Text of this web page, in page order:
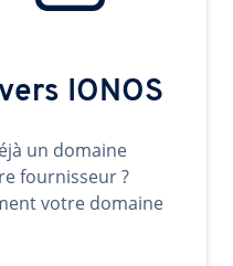
IONOS
un domaine
fournisseur ?
votre domaine